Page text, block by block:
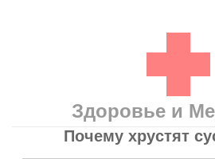
Здоровье и
Почему хрустят